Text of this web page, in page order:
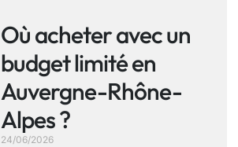
Où acheter avec un
budget limité en
Auvergne-Rhône-
Alpes ?
24/06/2026